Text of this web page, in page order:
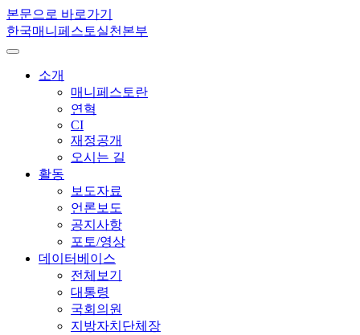
본문으로 바로가기
한국매니페스토실천본부
소개
매니페스토란
연혁
CI
재정공개
오시는 길
활동
보도자료
언론보도
공지사항
포토/영상
데이터베이스
전체보기
대통령
국회의원
지방자치단체장